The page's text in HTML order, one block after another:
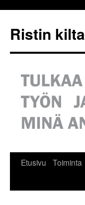
Ristin kilta
Etusivu Toiminta